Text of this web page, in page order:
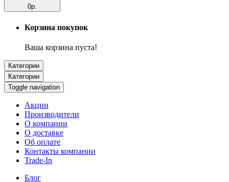
0р.
Корзина покупок
Ваша корзина пуста!
Категории
Категории
Toggle navigation
Акции
Производители
О компании
О доставке
Об оплате
Контакты компании
Trade-In
Блог